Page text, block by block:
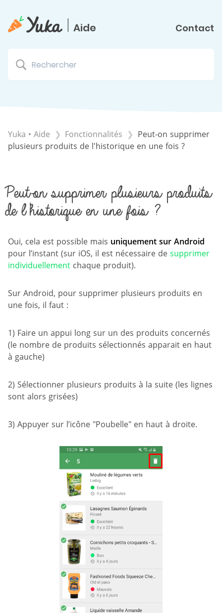
| Aide Contact
Yuka • Aide ​Fonctionnalités
Peut-on supprimer
plusieurs produits de l'historique en une fois ?
Peut-on supprimer plusieurs produits
de l'historique en une fois ?
Oui, cela est possible mais uniquement sur Android
pour l’instant (sur iOS, il est nécessaire de supprimer
individuellement chaque produit).
Sur Android, pour supprimer plusieurs produits en
une fois, il faut :
1) Faire un appui long sur un des produits concernés
(le nombre de produits sélectionnés apparait en haut
à gauche)
2) Sélectionner plusieurs produits à la suite (les lignes
sont alors grisées)
3) Appuyer sur l’icône "Poubelle" en haut à droite.